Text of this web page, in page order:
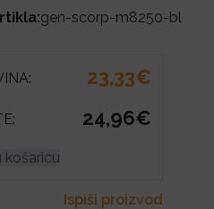
gen-scorp-m8250-bl
23,33€
24,96€
košaricu
Ispiši proizvod